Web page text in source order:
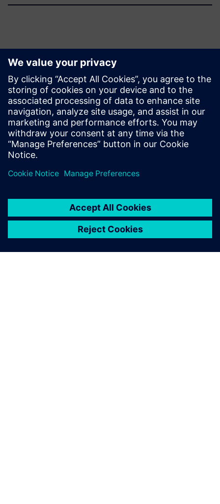
Istražite resurse i srodne
proizvode
Dodatne informacije i resursi
KI Champions Award Baden-Württemberg za VUSE-XR Hub